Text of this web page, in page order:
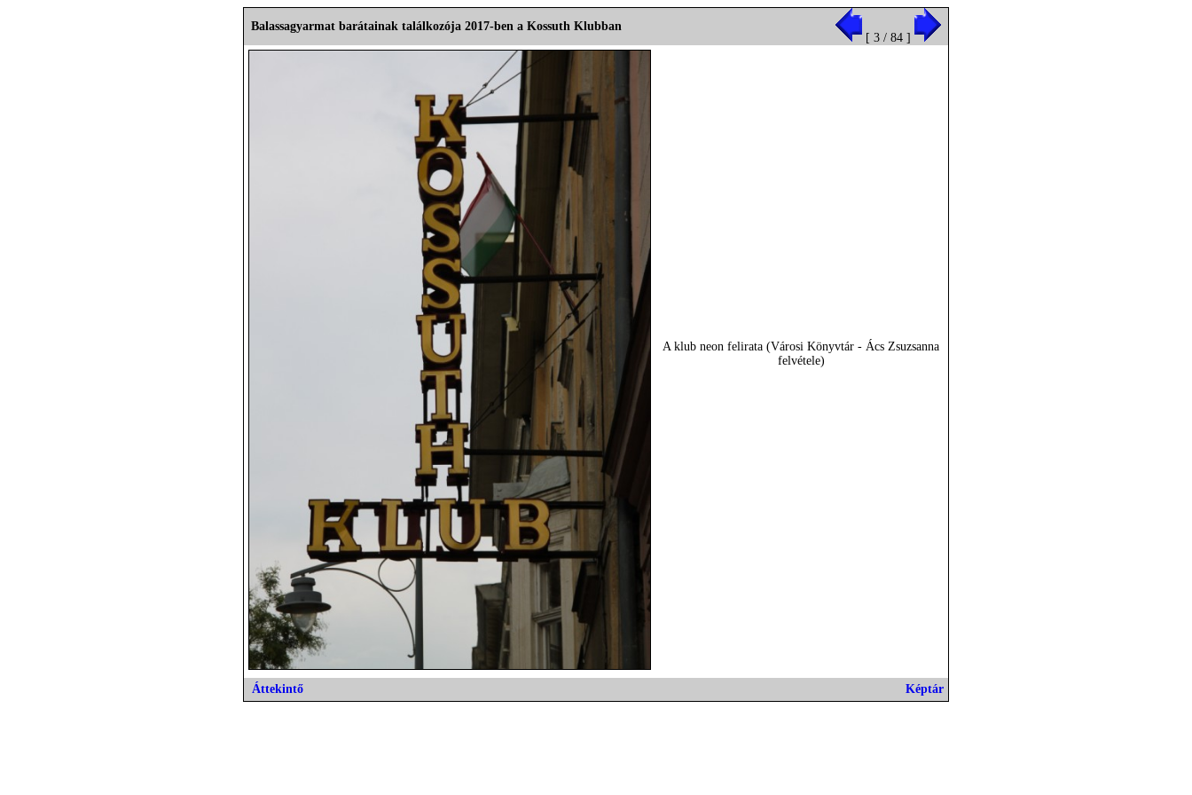
Balassagyarmat barátainak találkozója 2017-ben a Kossuth Klubban
[ 3 / 84 ]
A klub neon felirata (Városi Könyvtár - Ács Zsuzsanna
felvétele)
Áttekintő Képtár